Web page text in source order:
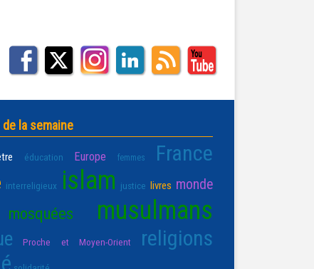
la semaine
éducation Europe femmes France
interreligieux islam justice livres monde
mosquées musulmans
Proche et Moyen-Orient religions